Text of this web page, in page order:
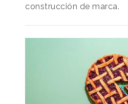
construcción de marca.